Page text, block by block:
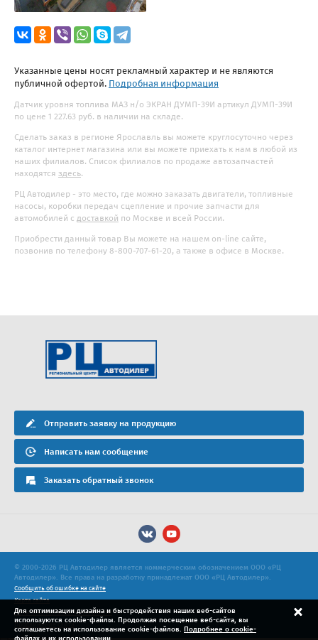
Указанные цены носят рекламный характер и не являются
публичной офертой. Подробная информация
Датчик уровня топлива МАЗ н/о ЭКРАН ДУМП-39И артикул ДУМП-39И
по цене 1 227.63 руб. в наличии на складе.
Сделать заказ в регионе Ярославль вы можете круглосуточно через
каталог интернет магазина или вы можете приехать к нам в любой из
наших филиалов. Список филиалов по продаже автозапчастей
находятся здесь.
РЦ Автодилер - это место, где можно заказать двигатели, топливные
насосы, коробки передач сцепление и прочие запчасти для
автомобилей с доставкой по Москве и всей России.
Приобрести данный товар Вы можете на нашем on-line сайте,
позвонив по телефону 8-800-707-61-20, а также в офисе в Москве.
Отправить заявку на продукцию
Написать нам сообщение
Заказать обратный звонок
© 2000-2026 РЦ Автодилер является коммерческим обозначением ООО «РЦ
Автодилер». Все права на разработку принадлежат ООО «РЦ Автодилер».
Сообщить об ошибке на сайте
Карта сайта
Политика конфиденциальности
Продвижение сайта
Для оптимизации дизайна и быстродействия наших веб-сайтов
используются cookie-файлы. Продолжая посещение веб-сайта, вы
соглашаетесь на использование cookie-файлов. Подробнее о cookie-